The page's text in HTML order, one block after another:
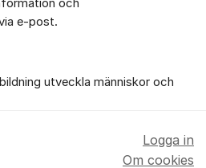
e-post.
utveckla människor och
Logga in
Om cookies